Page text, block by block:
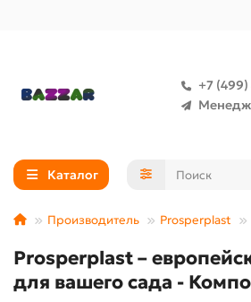
+7
Каталог
Производитель Prosperplast
Prosperplast –
для вашего сада -